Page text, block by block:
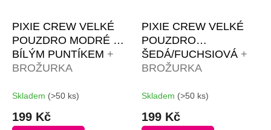
PIXIE CREW VELKÉ
POUZDRO MODRÉ S
BÍLÝM PUNTÍKEM +
BROŽURKA
NÁPADŮ + 50
MALÝCH PIXELŮ
ZDARMA
Skladem (>50 ks)
199 Kč
PIXIE CREW VELKÉ
POUZDRO
ŠEDÁ/FUCHSIOVÁ +
BROŽURKA
NÁPADŮ + 50
MALÝCH
RŮZNOBAREVNÝCH
Skladem (>50 ks)
199 Kč